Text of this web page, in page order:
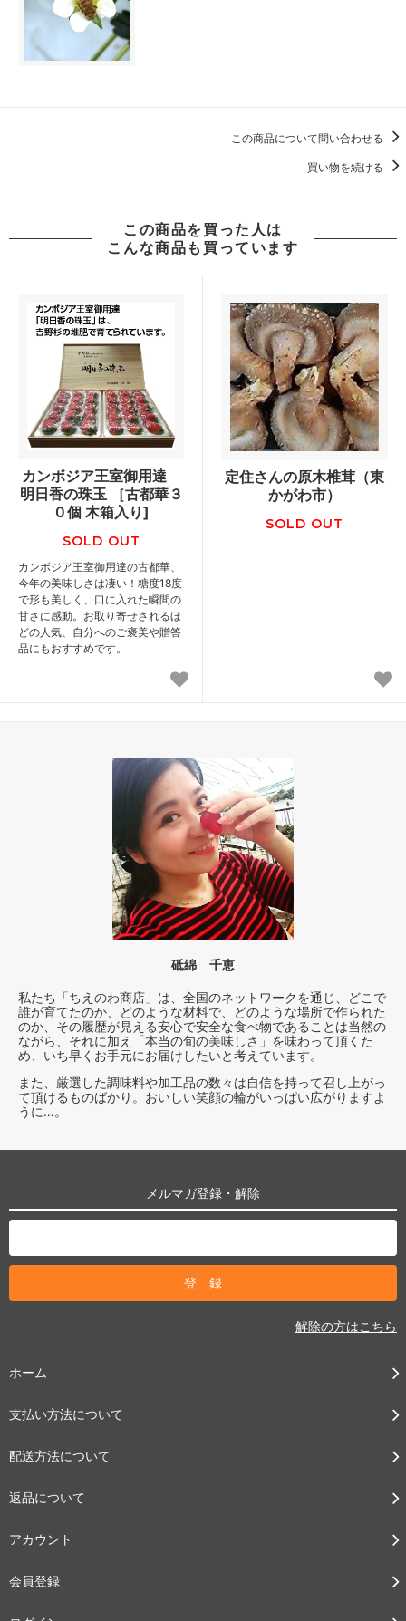
この商品について問い合わせる
買い物を続ける
この商品を買った人は
こんな商品も買っています
カンボジア王室御用達
明日香の珠玉 ［古都華３
０個 木箱入り]
SOLD OUT
カンボジア王室御用達の古都華、
今年の美味しさは凄い！糖度18度
で形も美しく、口に入れた瞬間の
甘さに感動。お取り寄せされるほ
どの人気、自分へのご褒美や贈答
品にもおすすめです。
定住さんの原木椎茸（東
かがわ市）
SOLD OUT
砥綿 千恵
私たち「ちえのわ商店」は、全国のネットワークを通じ、どこで
誰が育てたのか、どのような材料で、どのような場所で作られた
のか、その履歴が見える安心で安全な食べ物であることは当然の
ながら、それに加え「本当の旬の美味しさ」を味わって頂くた
め、いち早くお手元にお届けしたいと考えています。
また、厳選した調味料や加工品の数々は自信を持って召し上がっ
て頂けるものばかり。おいしい笑顔の輪がいっぱい広がりますよ
うに…。
メルマガ登録・解除
解除の方はこちら
ホーム
支払い方法について
配送方法について
返品について
アカウント
会員登録